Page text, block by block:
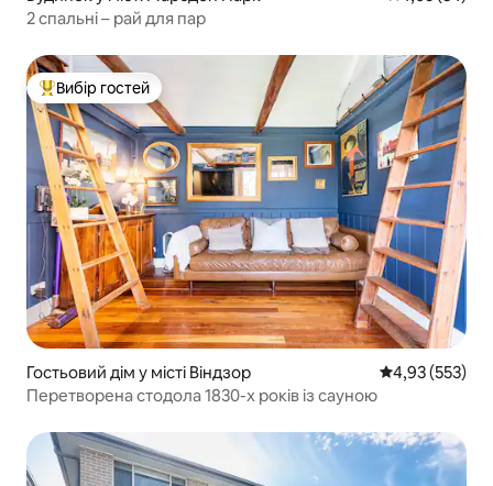
2 спальні – рай для пар
Топ вибір гостей
Вибір гостей
Гостьовий дім у місті Віндзор Середня
4,93 (553)
Перетворена стодола 1830-х років із сауною